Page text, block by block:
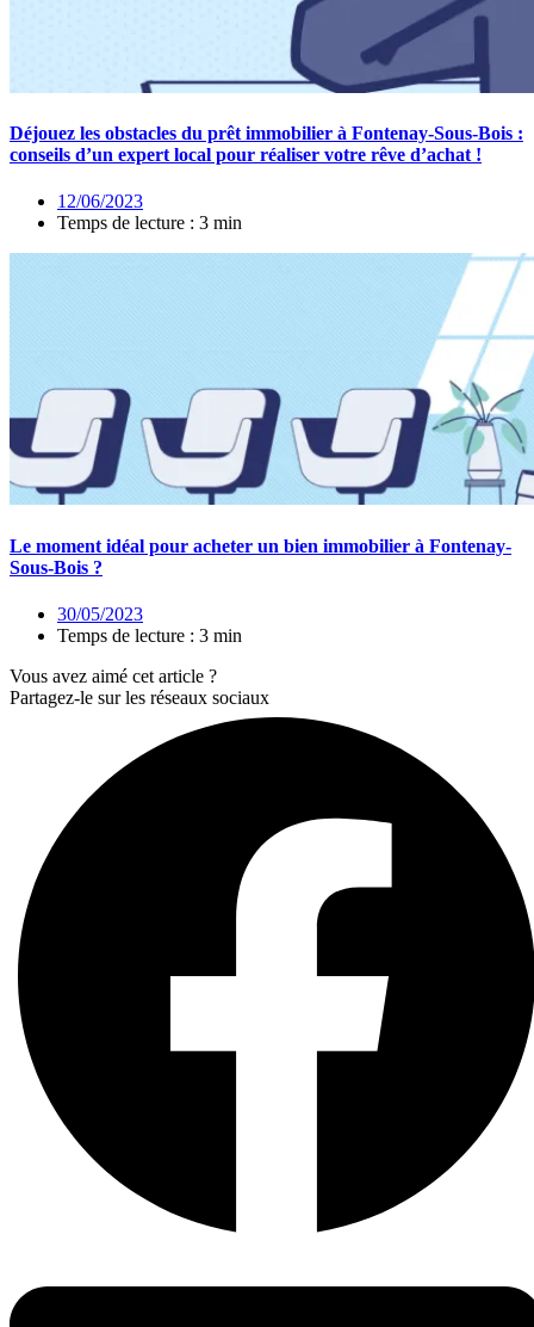
Déjouez les obstacles du prêt immobilier à Fontenay-Sous-Bois :
conseils d’un expert local pour réaliser votre rêve d’achat !
12/06/2023
Temps de lecture : 3 min
Le moment idéal pour acheter un bien immobilier à Fontenay-
Sous-Bois ?
30/05/2023
Temps de lecture : 3 min
Vous avez aimé cet article ?
Partagez-le sur les réseaux sociaux